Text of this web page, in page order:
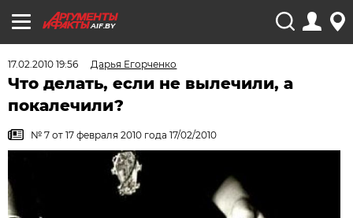
AIF.BY
17.02.2010 19:56 Дарья Егорченко
Что делать, если не вылечили, а
покалечили?
№ 7 от 17 февраля 2010 года 17/02/2010